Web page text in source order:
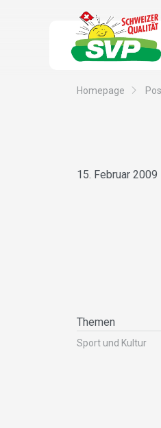
Homepage
15. Februar 2009
Themen
Sport und Kultur